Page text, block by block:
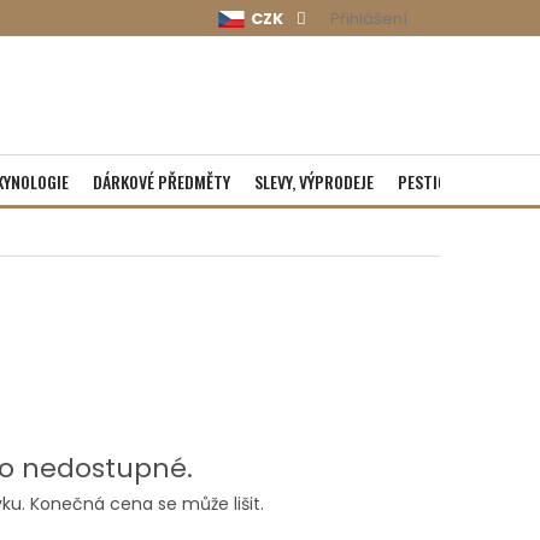
CZK Přihlášení
DÁRKOVÉ PŘEDMĚTY SLEVY, VÝPRODEJE PESTICIDY
nedostupné.
Konečná cena se může lišit.